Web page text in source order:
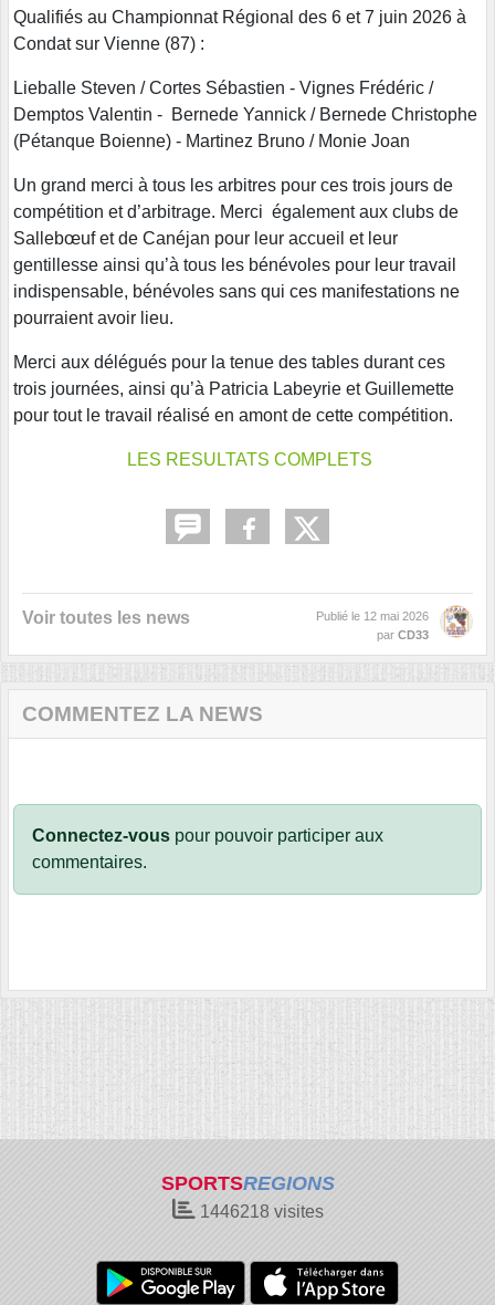
Qualifiés au Championnat Régional des 6 et 7 juin 2026 à
Condat sur Vienne (87) :
Lieballe Steven / Cortes Sébastien - Vignes Frédéric /
Demptos Valentin - Bernede Yannick / Bernede Christophe
(Pétanque Boienne) - Martinez Bruno / Monie Joan
Un grand merci à tous les arbitres pour ces trois jours de
compétition et d’arbitrage. Merci également aux clubs de
Sallebœuf et de Canéjan pour leur accueil et leur
gentillesse ainsi qu’à tous les bénévoles pour leur travail
indispensable, bénévoles sans qui ces manifestations ne
pourraient avoir lieu.
Merci aux délégués pour la tenue des tables durant ces
trois journées, ainsi qu’à Patricia Labeyrie et Guillemette
pour tout le travail réalisé en amont de cette compétition.
LES RESULTATS COMPLETS
Voir toutes les news Publié le 12 mai 2026
par CD33
COMMENTEZ LA NEWS
Connectez-vous pour pouvoir participer aux
commentaires.
SPORTSREGIONS
1446218 visites